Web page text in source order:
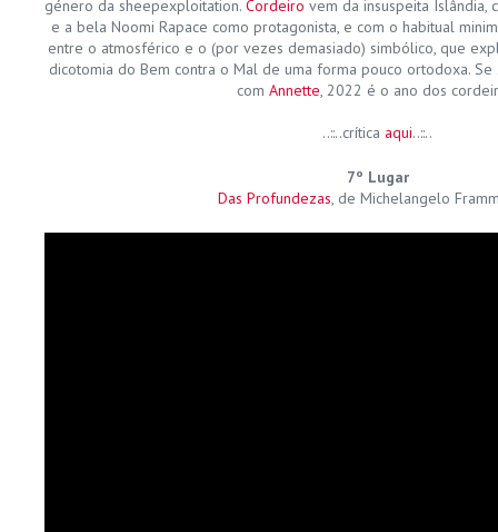
género da sheepexploitation. Cordeiro vem da insuspeita
e a bela Noomi Rapace como protagonista, e com o habitual
entre o atmosférico e o (por vezes demasiado) simbólico, que
dicotomia do Bem contra o Mal de uma forma pouco ortodoxa.
comAnnette, 2022 é o ano dos
..::..crítica aqui..::..
7º Lugar
Das Profundezas, de Michelangelo